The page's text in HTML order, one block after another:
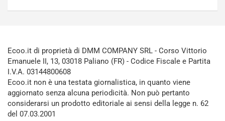
Ecoo.it di proprietà di DMM COMPANY SRL - Corso Vittorio
Emanuele II, 13, 03018 Paliano (FR) - Codice Fiscale e Partita
I.V.A. 03144800608
Ecoo.it non è una testata giornalistica, in quanto viene
aggiornato senza alcuna periodicità. Non può pertanto
considerarsi un prodotto editoriale ai sensi della legge n. 62
del 07.03.2001